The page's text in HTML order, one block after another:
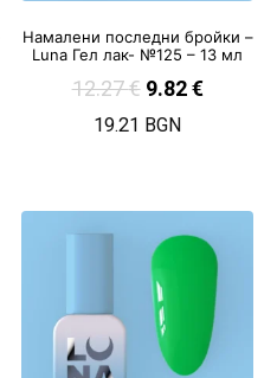
Намалени последни бройки –
Luna Гел лак- №125 – 13 мл
12.27€ 9.82€
19.21 BGN